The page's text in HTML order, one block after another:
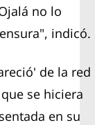
no lo
indicó.
de la red
se hiciera
en su